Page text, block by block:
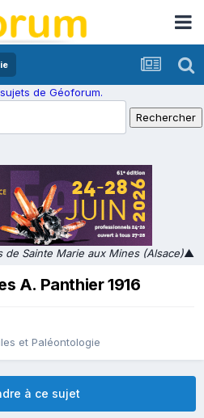
de Géoforum.
Sainte Marie aux Mines (Alsace)▲
A. Panthier 1916
et Paléontologie
à ce sujet